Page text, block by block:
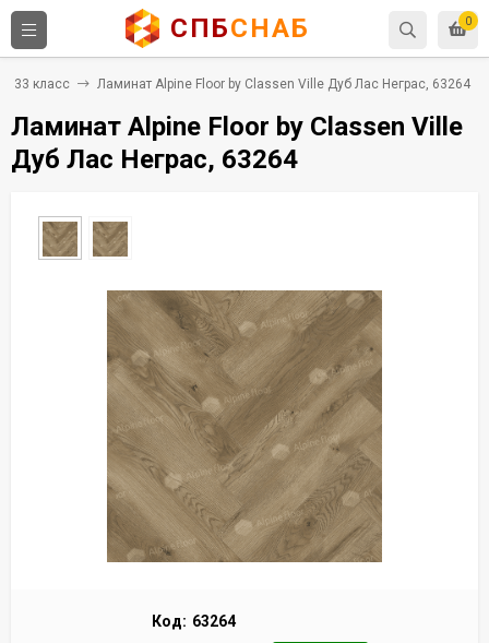
0
СПБСНАБ
33 класс Ламинат Alpine Floor by Classen Ville Дуб Лас Неграс, 63264
Ламинат Alpine Floor by Classen Ville
Дуб Лас Неграс, 63264
Код: 63264